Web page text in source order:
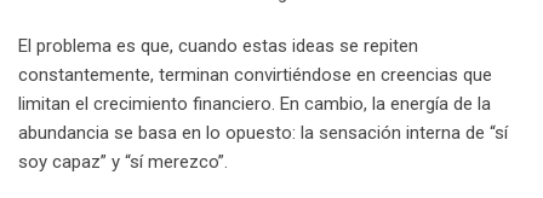
El problema es que, cuando estas ideas se repiten
constantemente, terminan convirtiéndose en creencias que
limitan el crecimiento financiero. En cambio, la energía de la
abundancia se basa en lo opuesto: la sensación interna de “sí
soy capaz” y “sí merezco”.